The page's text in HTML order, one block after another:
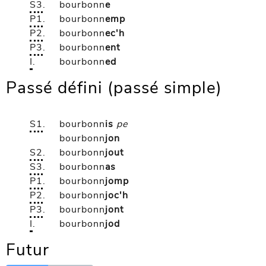
S3. bourbonne
P1. bourbonnemp
P2. bourbonnec'h
P3. bourbonnent
I. bourbonned
Passé défini (passé simple)
S1. bourbonnis pe
bourbonnjon
S2. bourbonnjout
S3. bourbonnas
P1. bourbonnjomp
P2. bourbonnjoc'h
P3. bourbonnjont
I. bourbonnjod
Futur